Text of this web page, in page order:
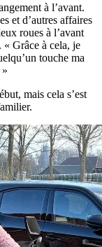
à l’avant.
et d’autres affaires
roues à l’avant
« Grâce à cela, je
touche ma
mais cela s’est